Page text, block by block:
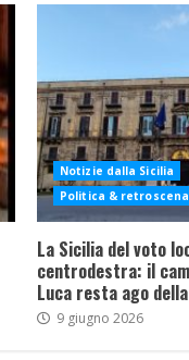
Notizie dalla Sicilia
Politica & retroscena
La Sicilia del voto
centrodestra: il
Luca resta ago
9 giugno 2026